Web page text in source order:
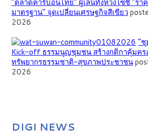
“ตลาดคาร์บอนไทย” ผู้เล่นทั้งห่วงโซ่ชี้ “ร
มาตรฐาน” จุดเปลี่ยนเศรษฐกิจสีเขียว
2026
”
Kick-off ธรรมนูญชุมชน สร้างกติกาคุ้มคร
ทรัพยากรธรรมชาติ-สุขภาพประชาชน
2026
DIGI NEWS